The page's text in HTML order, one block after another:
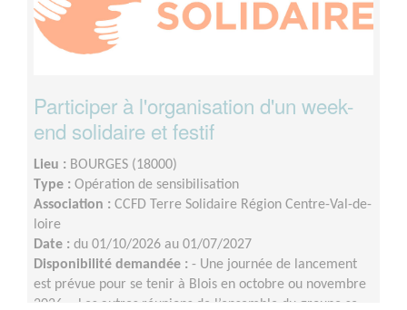
Participer à l'organisation d'un week-
end solidaire et festif
Lieu : BOURGES (18000)
Type : Opération de sensibilisation
Association : CCFD Terre Solidaire Région Centre-Val-de-
loire
Date : du 01/10/2026 au 01/07/2027
Disponibilité demandée : - Une journée de lancement
est prévue pour se tenir à Blois en octobre ou novembre
2026 ;- Les autres réunions de l’ensemble du groupe se